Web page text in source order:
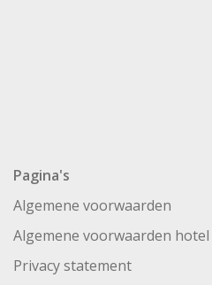
Pagina's
Algemene voorwaarden
Algemene voorwaarden hotel
Privacy statement